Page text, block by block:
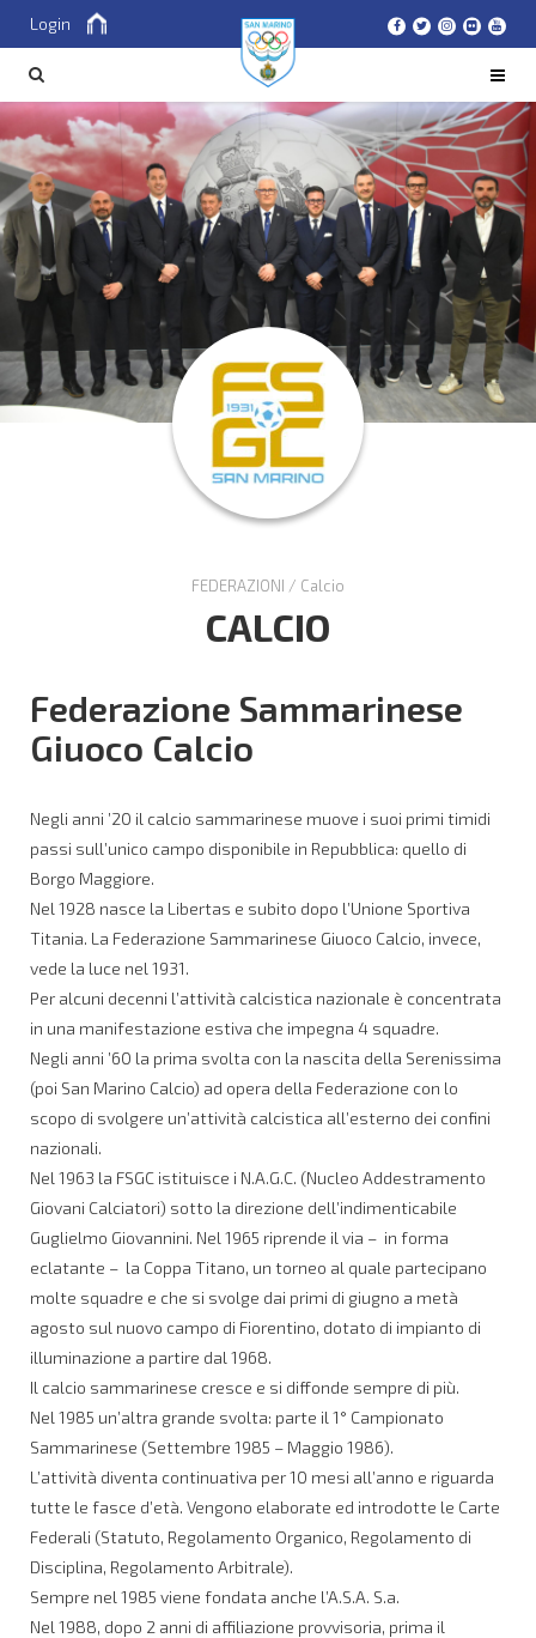
Login
FEDERAZIONI / Calcio
CALCIO
Federazione Sammarinese
Giuoco Calcio
Negli anni ’20 il calcio sammarinese muove i suoi primi timidi
passi sull’unico campo disponibile in Repubblica: quello di
Borgo Maggiore.
Nel 1928 nasce la Libertas e subito dopo l’Unione Sportiva
Titania. La Federazione Sammarinese Giuoco Calcio, invece,
vede la luce nel 1931.
Per alcuni decenni l’attività calcistica nazionale è concentrata
in una manifestazione estiva che impegna 4 squadre.
Negli anni ’60 la prima svolta con la nascita della Serenissima
(poi San Marino Calcio) ad opera della Federazione con lo
scopo di svolgere un’attività calcistica all’esterno dei confini
nazionali.
Nel 1963 la FSGC istituisce i N.A.G.C. (Nucleo Addestramento
Giovani Calciatori) sotto la direzione dell’indimenticabile
Guglielmo Giovannini. Nel 1965 riprende il via – in forma
eclatante – la Coppa Titano, un torneo al quale partecipano
molte squadre e che si svolge dai primi di giugno a metà
agosto sul nuovo campo di Fiorentino, dotato di impianto di
illuminazione a partire dal 1968.
Il calcio sammarinese cresce e si diffonde sempre di più.
Nel 1985 un’altra grande svolta: parte il 1° Campionato
Sammarinese (Settembre 1985 – Maggio 1986).
L’attività diventa continuativa per 10 mesi all’anno e riguarda
tutte le fasce d’età. Vengono elaborate ed introdotte le Carte
Federali (Statuto, Regolamento Organico, Regolamento di
Disciplina, Regolamento Arbitrale).
Sempre nel 1985 viene fondata anche l’A.S.A. S.a.
Nel 1988, dopo 2 anni di affiliazione provvisoria, prima il